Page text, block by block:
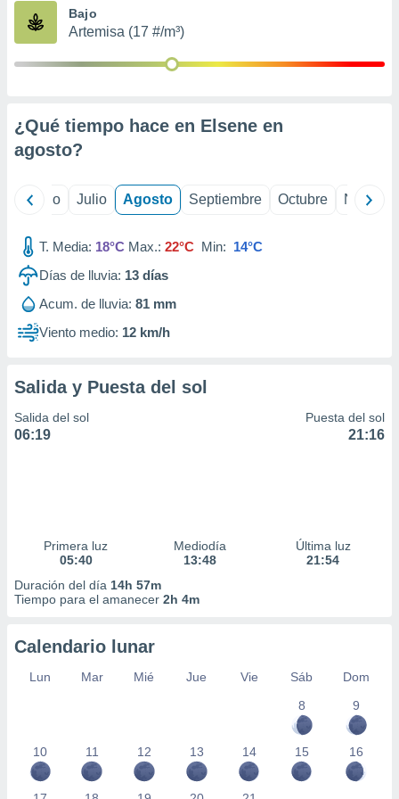
publicidad
1199
Bajo
Artemisa (17 #/m³)
¿Qué tiempo hace en Elsene en
agosto?
Junio Julio Agosto Septiembre Octubre
T. Media: 18°C Max.: 22°C Min: 14°C
Días de lluvia: 13 días
Acum. de lluvia: 81 mm
Viento medio: 12 km/h
Salida y Puesta del sol
Salida del sol
06:19
Puesta del sol
21:16
Primera luz
05:40
Mediodía
13:48
Última luz
21:54
Duración del día 14h 57m
Tiempo para el amanecer 2h 4m
Calendario lunar
Lun Mar Mié Jue Vie Sáb
Dom
8
9
10 11 12 13 14 15 16